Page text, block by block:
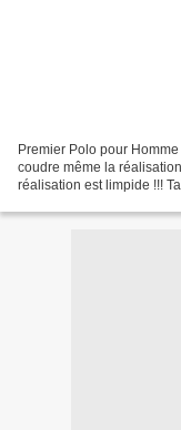
Premier Polo pour
coudre même la
réalisation est limpide !!!